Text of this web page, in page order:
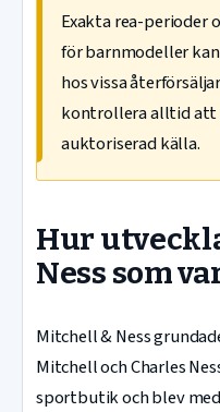
Exakta rea-
för barnmodeller
hos vissa
kontrollera alltid att
auktoriserad källa.
Hur
Ness som
Mitchell & Ness
Mitchell och Charles
sportbutik och blev